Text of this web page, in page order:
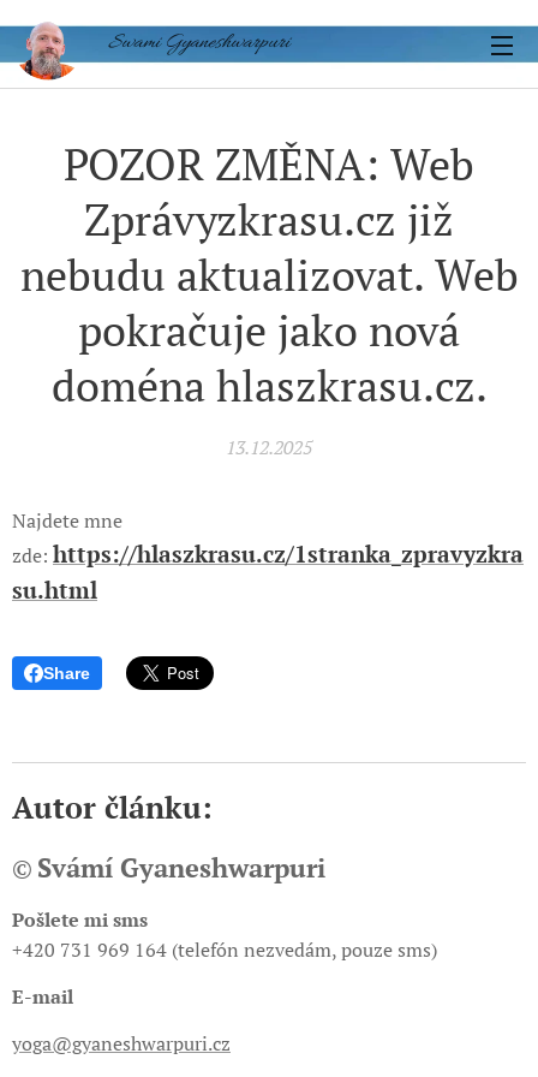
Swami Gyaneshwarpuri
POZOR ZMĚNA: Web
Zprávyzkrasu.cz již
nebudu aktualizovat. Web
pokračuje jako nová
doména hlaszkrasu.cz.
13.12.2025
Najdete mne
zde: https://hlaszkrasu.cz/1stranka_zpravyzkra
su.html
Share
Autor článku:
© Svámí Gyaneshwarpuri
Pošlete mi sms
+420 731 969 164 (telefón nezvedám, pouze sms)
E-mail
yoga@gyaneshwarpuri.cz